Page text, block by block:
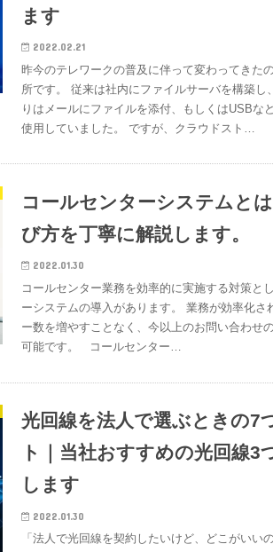
ます
2022.02.21
昨今のテレワークの普及に伴って変わってきた
所です。 従来は社内にファイルサーバを構築し
りはメールにファイルを添付、もしくはUSBな
使用していました。 ですが、クラウドスト…
コールセンターシステムと
び方を丁寧に解説します。
2022.01.30
コールセンター業務を効率的に実施する対策と
ーシステムの導入があります。 業務が効率化さ
ー数を増やすことなく、今以上のお問い合わせ
可能です。 コールセンター…
光回線を法人で選ぶときの7
ト｜当社おすすめの光回線3
します
2022.01.30
「法人で光回線を契約したいけど、どこがいい